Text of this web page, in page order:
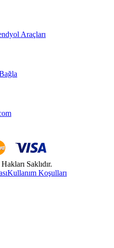
Araçları
Saklıdır.
Kullanım Koşulları